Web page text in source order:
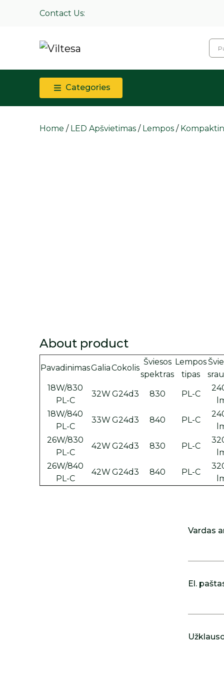
Contact Us:
Categories
Home / LED Apšvietimas / Lempos /
About product
PavadinimasGaliaCokolis
Šviesos
spektras
Lempos
tipas
18W/830
PL-C
32W G24d3 830 PL-C
18W/840
PL-C
33W G24d3 840 PL-C
26W/830
PL-C
42W G24d3 830 PL-C
26W/840
PL-C
42W G24d3 840 PL-C
Vardas
El.